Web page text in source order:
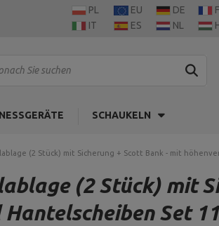
PL EU DE
IT
ES NL
SCHAUKELN
(2 Stück) mit Sicherung + Scott Bank - mit
(2 Stück) mit
Set